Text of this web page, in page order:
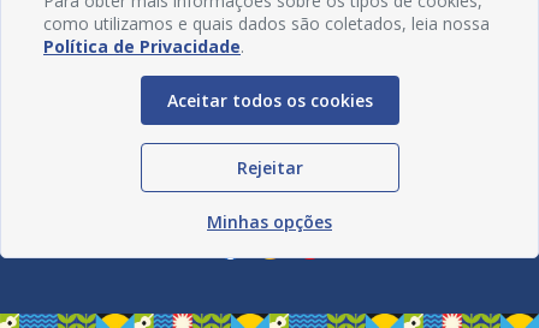
Redes Sociais
como utilizamos e quais dados são coletados, leia nossa
Política de Privacidade.
Aceitar todos os cookies
Rejeitar
Minhas opções